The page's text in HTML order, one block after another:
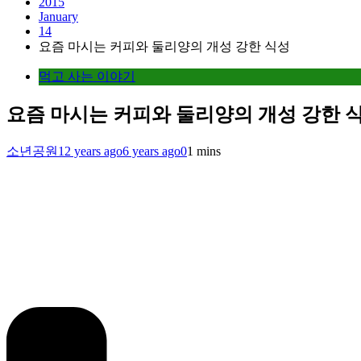
January
14
요즘 마시는 커피와 둘리양의 개성 강한 식성
먹고 사는 이야기
요즘 마시는 커피와 둘리양의 개성 강한
소년공원 12 years ago6 years ago01 mins